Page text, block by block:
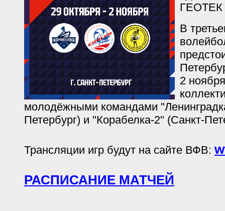
ГЕОТЕК
В
2
молодёжными командами
Петербург) и "Корабелка-2" (Санкт-
Трансляции игр будут на сайте ВФВ:
РАСПИСАНИЕ МАТЧЕЙ